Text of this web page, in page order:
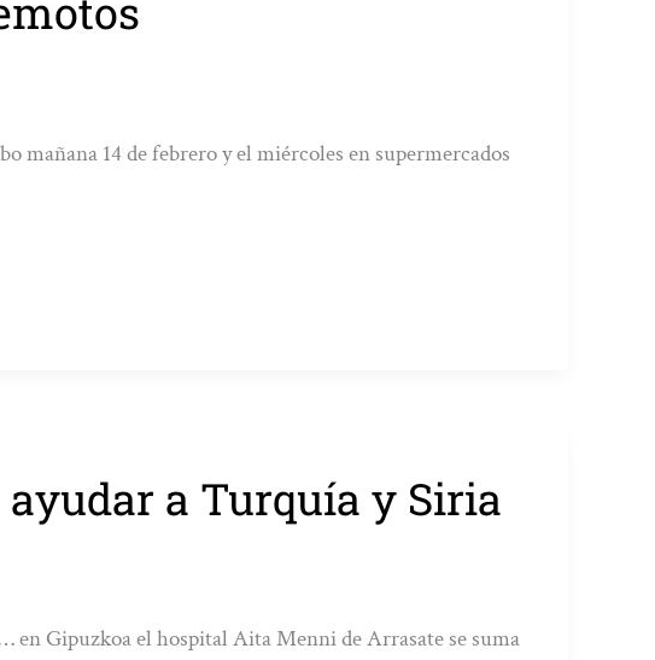
mañana 14 de febrero y el miércoles en supermercados
a Turquía y Siria
Gipuzkoa el hospital Aita Menni de Arrasate se suma